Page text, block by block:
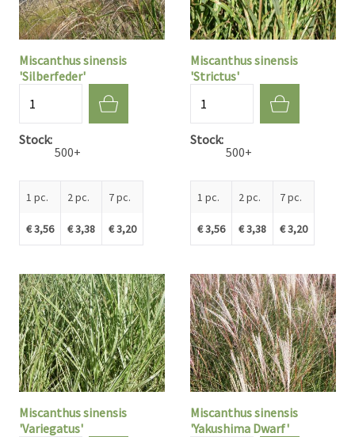
Miscanthus sinensis
'Silberfeder'
Stock
500+
1 pc.
€ 3,56
2 pc.
€ 3,38
7 pc.
€ 3,20
Miscanthus sinensis
'Strictus'
Stock
500+
1 pc.
€ 3,56
2 pc.
€ 3,38
7 pc.
€ 3,20
Miscanthus sinensis
'Variegatus'
Miscanthus sinensis
'Yakushima Dwarf'